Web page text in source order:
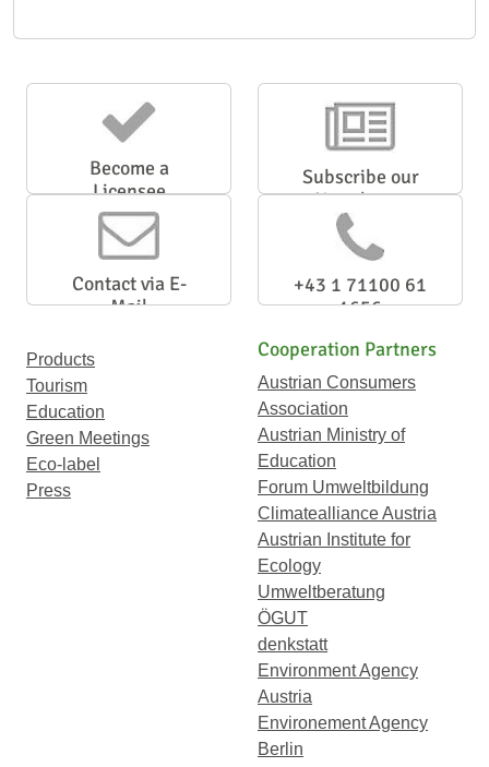
Become a
Licensee
Subscribe our
Newsletter
Contact via E-
Mail
+43 1 71100 61
1656
Products
Tourism
Education
Green Meetings
Eco-label
Press
Cooperation Partners
Austrian Consumers
Association
Austrian Ministry of
Education
Forum Umweltbildung
Climatealliance Austria
Austrian Institute for
Ecology
Umweltberatung
ÖGUT
denkstatt
Environment Agency
Austria
Environement Agency
Berlin